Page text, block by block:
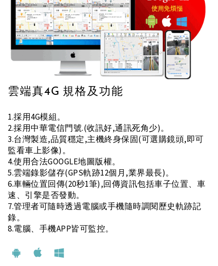
雲端真4G 規格及功能
1.採用4G模組。
2.採用中華電信門號.(收訊好,通訊死角少)。
3.台灣製造,品質穩定,主機終身保固(可選購鏡頭,即可
監看車上影像)。
4.使用合法GOOGLE地圖版權。
5.雲端錄影儲存(GPS軌跡12個月,業界最長)。
6.車輛位置回傳(20秒1筆),回傳資訊包括車子位置、車
速、引擎是否發動。
7.管理者可隨時透過電腦或手機隨時調閱歷史軌跡記
錄。
8.電腦、手機APP皆可監控。